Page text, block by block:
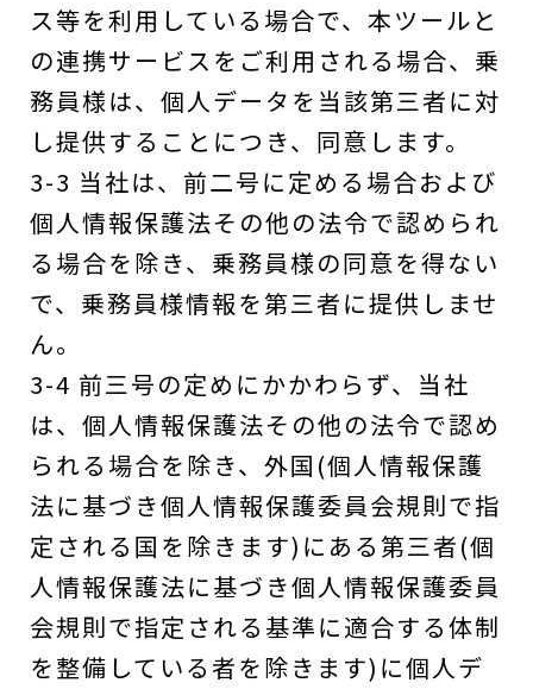
ス等を利用している場合で、本ツールと
の連携サービスをご利用される場合、乗
務員様は、個人データを当該第三者に対
し提供することにつき、同意します。
3-3 当社は、前二号に定める場合および
個人情報保護法その他の法令で認められ
る場合を除き、乗務員様の同意を得ない
で、乗務員様情報を第三者に提供しませ
ん。
3-4 前三号の定めにかかわらず、当社
は、個人情報保護法その他の法令で認め
られる場合を除き、外国(個人情報保護
法に基づき個人情報保護委員会規則で指
定される国を除きます)にある第三者(個
人情報保護法に基づき個人情報保護委員
会規則で指定される基準に適合する体制
を整備している者を除きます)に個人デ